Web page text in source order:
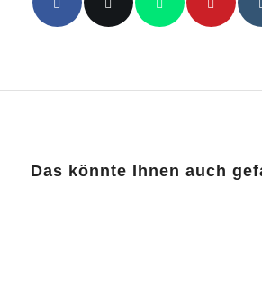
Das könnte Ihnen auch